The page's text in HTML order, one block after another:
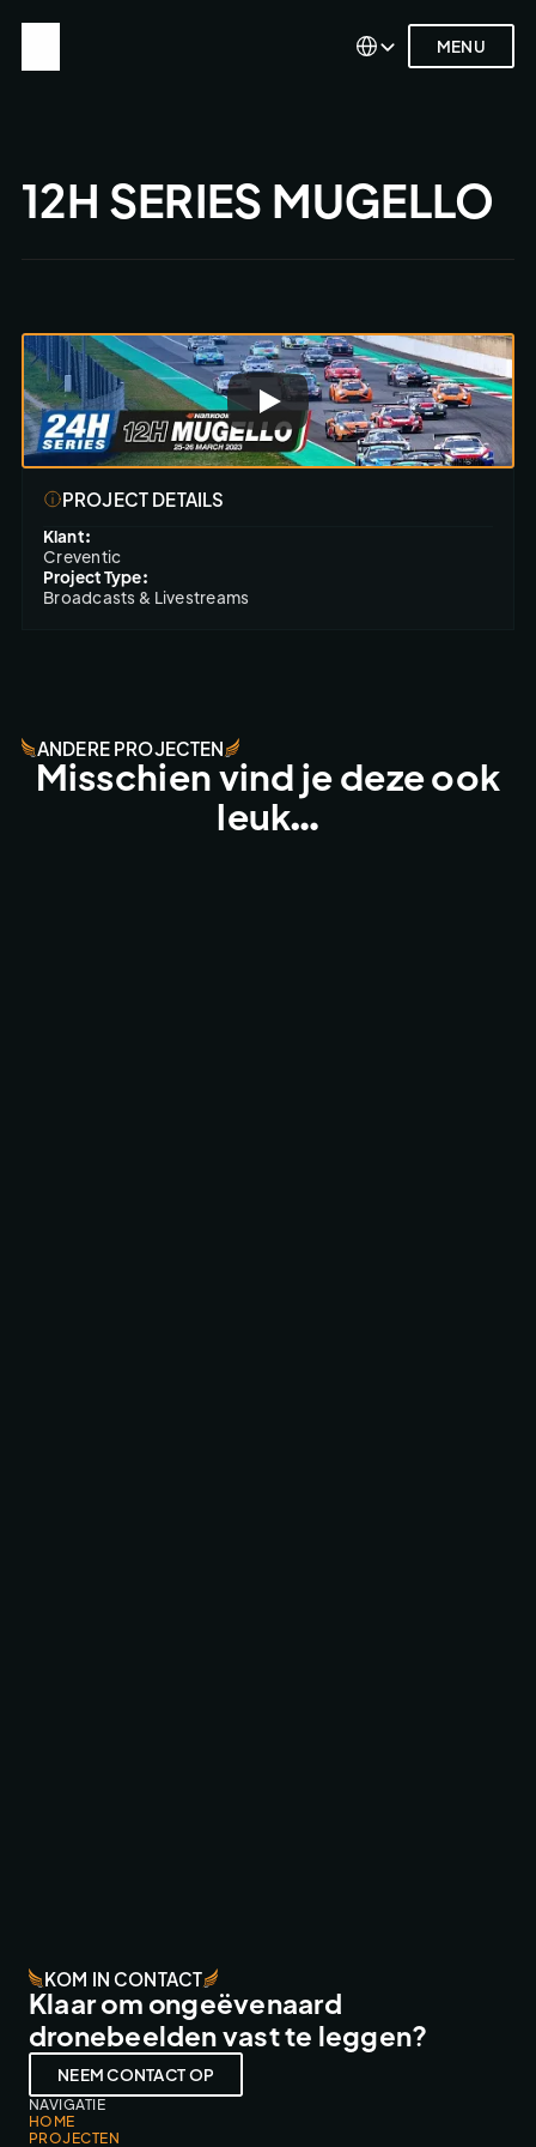
Select Language
MENU
Select Language
MENU
12H SERIES MUGELLO
PROJECT DETAILS
Klant:
Creventic
Project Type:
Broadcasts & Livestreams
ANDERE PROJECTEN
Misschien vind je deze ook
leuk…
KOM IN CONTACT
Klaar om ongeëvenaard
dronebeelden vast te leggen?
NEEM CONTACT OP
NAVIGATIE
HOME
PROJECTEN